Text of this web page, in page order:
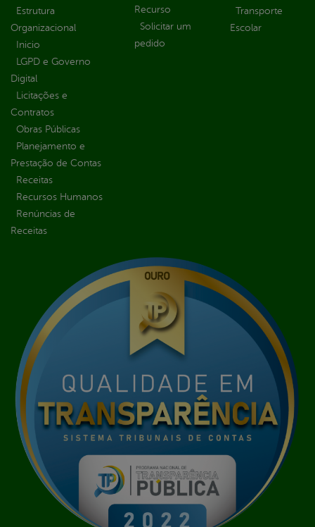
Estrutura
Organizacional
Inicio
LGPD e Governo
Digital
Licitações e
Contratos
Obras Públicas
Planejamento e
Prestação de Contas
Receitas
Recursos Humanos
Renúncias de
Receitas
Recurso
Solicitar um
pedido
Transporte
Escolar